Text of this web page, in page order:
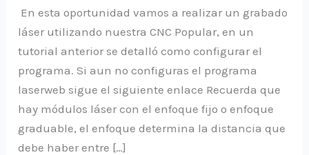
En esta oportunidad vamos a realizar un grabado
láser utilizando nuestra CNC Popular, en un
tutorial anterior se detalló como configurar el
programa. Si aun no configuras el programa
laserweb sigue el siguiente enlace Recuerda que
hay módulos láser con el enfoque fijo o enfoque
graduable, el enfoque determina la distancia que
debe haber entre […]